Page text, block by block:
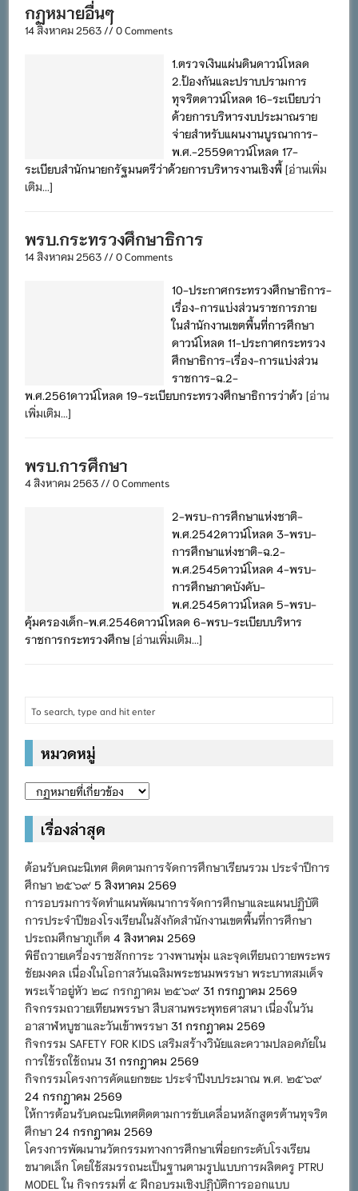
พิธีถวายเครื่องราชสักการะ วางพานพุ่ม และจุด
เทียนถวายพระพรชัยมงคล เนื่องในโอกาสวันเฉลิม
พระชนมพรรษา พระบาทสมเด็จพระเจ้าอยู่หัว ๒๘
กรกฎาคม ๒๕๖๙
กิจกรรมถวายเทียนพรรษา สืบสานพระพุทธศาสนา
เนื่องในวันอาสาฬหบูชาและวันเข้าพรรษา
กิจกรรม SAFETY FOR KIDS เสริมสร้างวินัยและ
ความปลอดภัยในการใช้รถใช้ถนน
กฏหมายอื่นๆ
14 สิงหาคม 2563 // 0 Comments
1.ตรวจเงินแผ่นดินดาวน์โหลด
2.ป้องกันและปราบปรามการ
ทุจริตดาวน์โหลด 16-ระเบียบว่า
ด้วยการบริหารงบประมาณราย
จ่ายสำหรับแผนงานบูรณาการ-
พ.ศ.-2559ดาวน์โหลด 17-
ระเบียบสำนักนายกรัฐมนตรีว่าด้วยการบริหารงานเชิงพื้[อ่านเพิ่ม
เติม...]
พรบ.กระทรวงศึกษาธิการ
14 สิงหาคม 2563 // 0 Comments
10-ประกาศกระทรวงศึกษาธิการ-
เรื่อง-การแบ่งส่วนราชการภาย
ในสํานักงานเขตพื้นที่การศึกษา
ดาวน์โหลด 11-ประกาศกระทรวง
ศึกษาธิการ-เรื่อง-การแบ่งส่วน
ราชการ-ฉ.2-
พ.ศ.2561ดาวน์โหลด 19-ระเบียบกระทรวงศึกษาธิการว่าด้ว[อ่าน
เพิ่มเติม...]
พรบ.การศึกษา
4 สิงหาคม 2563 // 0 Comments
2-พรบ-การศึกษาแห่งชาติ-
พ.ศ.2542ดาวน์โหลด 3-พรบ-
การศึกษาแห่งชาติ-ฉ.2-
พ.ศ.2545ดาวน์โหลด 4-พรบ-
การศึกษภาคบังคับ-
พ.ศ.2545ดาวน์โหลด 5-พรบ-
คุ้มครองเด็ก-พ.ศ.2546ดาวน์โหลด 6-พรบ-ระเบียบบริหาร
ราชการกระทรวงศึกษ[อ่านเพิ่มเติม...]
หมวดหมู่
หมวด
เรื่องล่าสุด
ต้อนรับคณะนิเทศ ติดตามการจัดการศึกษาเรียนรวม ประจำปีการ
ศึกษา ๒๕๖๙ 5 สิงหาคม 2569
การอบรมการจัดทำแผนพัฒนาการจัดการศึกษาและแผนปฏิบัติ
การประจำปีของโรงเรียนในสังกัดสำนักงานเขตพื้นที่การศึกษา
ประถมศึกษาภูเก็ต 4 สิงหาคม 2569
พิธีถวายเครื่องราชสักการะ วางพานพุ่ม และจุดเทียนถวายพระพร
ชัยมงคล เนื่องในโอกาสวันเฉลิมพระชนมพรรษา พระบาทสมเด็จ
พระเจ้าอยู่หัว ๒๘ กรกฎาคม ๒๕๖๙ 31 กรกฎาคม 2569
กิจกรรมถวายเทียนพรรษา สืบสานพระพุทธศาสนา เนื่องในวัน
อาสาฬหบูชาและวันเข้าพรรษา 31 กรกฎาคม 2569
กิจกรรม SAFETY FOR KIDS เสริมสร้างวินัยและความปลอดภัยใน
การใช้รถใช้ถนน 31 กรกฎาคม 2569
กิจกรรมโครงการคัดแยกขยะ ประจำปีงบประมาณ พ.ศ. ๒๕๖๙
24 กรกฎาคม 2569
ให้การต้อนรับคณะนิเทศติดตามการขับเคลื่อนหลักสูตรต้านทุจริต
ศึกษา 24 กรกฎาคม 2569
โครงการพัฒนานวัตกรรมทางการศึกษาเพื่อยกระดับโรงเรียน
ขนาดเล็ก โดยใช้สมรรถนะเป็นฐานตามรูปแบบการผลิตครู PTRU
MODEL ใน กิจกรรมที่ ๕ ฝึกอบรมเชิงปฏิบัติการออกแบบ